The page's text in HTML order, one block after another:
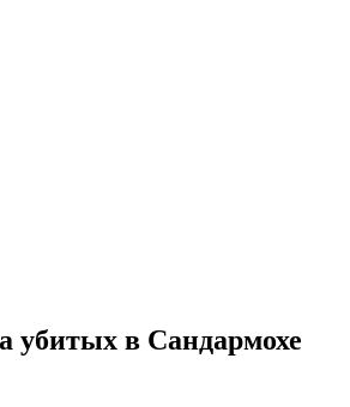
убитых в Сандармохе